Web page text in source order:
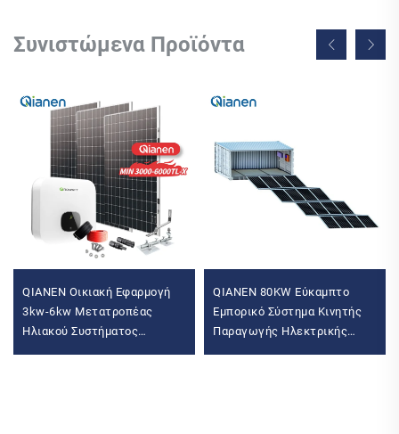
Συνιστώμενα Προϊόντα
QIANEN Οικιακή Εφαρμογή
3kw-6kw Μετατροπέας
Ηλιακού Συστήματος
QIANEN 80KW Εύκαμπτο
Εμπορικό Σύστημα Κινητής
Παραγωγής Ηλεκτρικής